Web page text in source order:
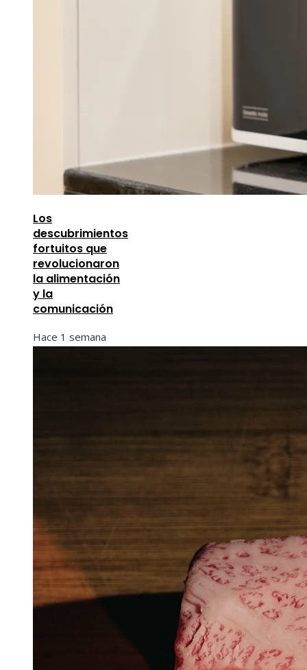
Los
descubrimientos
fortuitos que
revolucionaron
la alimentación
y la
comunicación
Hace 1 semana